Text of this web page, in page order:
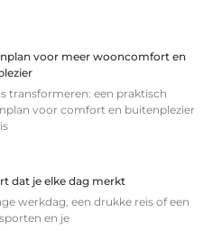
voor meer wooncomfort en
transformeren: een praktisch
voor comfort en buitenplezier
dat je elke dag merkt
werkdag, een drukke reis of een
en je